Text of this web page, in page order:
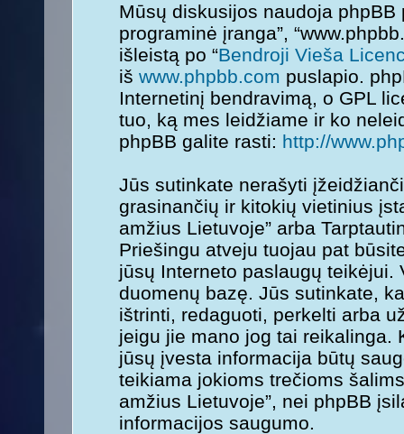
Mūsų diskusijos naudoja phpBB
programinė įranga”,
išleistą po “Bendroji Vieša
iš www.phpbb.com puslapio.
Internetinį bendravimą, o GPL
tuo, ką mes leidžiame ir ko
phpBB galite rasti: http://
Jūs sutinkate nerašyti
grasinančių ir kitokių vietinius
amžius Lietuvoje” arba
Priešingu atveju tuojau pat
jūsų Interneto paslaugų
duomenų bazę. Jūs sutinkate,
ištrinti, redaguoti, perkelti arba
jeigu jie mano jog tai reikalinga.
jūsų įvesta informacija būtų
teikiama jokioms trečioms
amžius Lietuvoje”, nei phpBB
informacijos saugumo.